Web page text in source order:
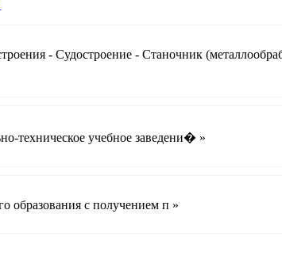
- Судостроение - Станочник
техническое учебное заведени� »
образования с получением п »